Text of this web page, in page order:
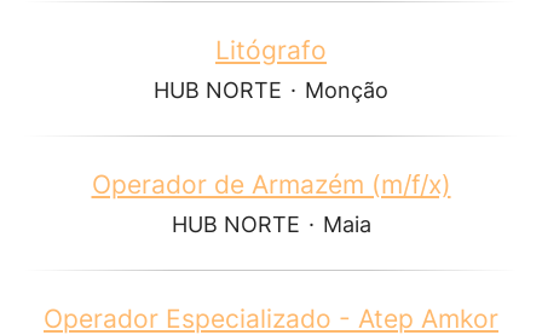
Litógrafo
HUB NORTE · Monção
Operador de Armazém (m/f/x)
HUB NORTE · Maia
Operador Especializado - Atep Amkor